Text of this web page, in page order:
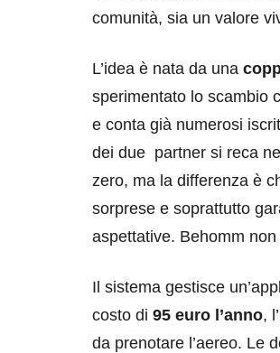
comunità, sia un valore
L’idea è nata da una
sperimentato lo scambio
e conta già numerosi
dei due partner si reca
zero, ma la differenza è
sorprese e soprattutto
aspettative. Behomm
Il sistema gestisce
costo di 95 euro l’anno,
da prenotare l’aereo. Le